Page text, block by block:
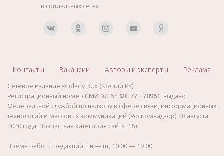
в социальных сетях
Контакты Вакансии Авторы и эксперты Реклама
Сетевое издание «Colady.RU» (Колэди.РУ)
Регистрационный номер СМИ ЭЛ № ФС 77 - 78961
, выдано
Федеральной службой по надзору в сфере связи, информационных
технологий и массовых коммуникаций (Роскомнадзор) 28 августа
2020 года. Возрастная категория сайта: 16+
Время работы редакции: пн — пт, 10:00 — 19:00